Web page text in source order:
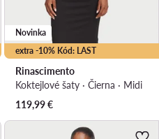
extra -10% Kód: LAST
Novinka
Rinascimento
Koktejlové šaty · Čierna · Midi
119,99€